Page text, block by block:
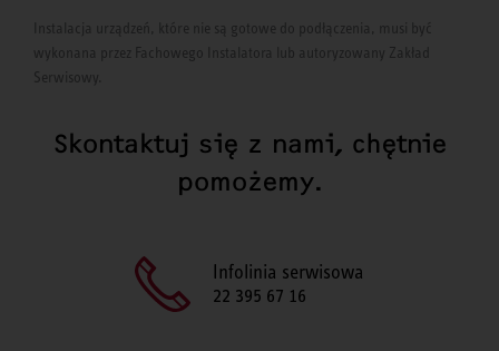
Instalacja urządzeń, które nie są gotowe do podłączenia, musi być
wykonana przez Fachowego Instalatora lub autoryzowany Zakład
Serwisowy.
Skontaktuj się z nami, chętnie
pomożemy.
Infolinia serwisowa
22 395 67 16